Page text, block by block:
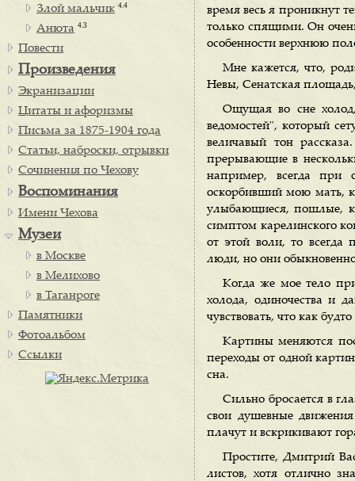
время весь я проникнут
только спящими. Он
особенности верхнюю
Мне кажется, что,
Невы, Сенатская
Ощущая во сне
ведомостей", который
величавый тон
прерывающие в
например, всегда при
оскорбивший мою мать,
улыбающиеся, пошлые,
симптом карелинского
от этой воли, то всегда
люди, но они
Когда же мое тело
холода, одиночества и
чувствовать, что как
Картины меняются
переходы от одной
сна.
Сильно бросается в
свои душевные
плачут и вскрикивают
Простите, Дмитрий
листов, хотя отлично
Злой мальчик 4.4
Анюта 4.3
Повести
Произведения
Экранизации
Цитаты и афоризмы
Письма за 1875-1904 года
Статьи, наброски, отрывки
Сочинения по Чехову
Воспоминания
Имени Чехова
Музеи
в Москве
в Мелихово
в Таганроге
Памятники
Фотоальбом
Ссылки